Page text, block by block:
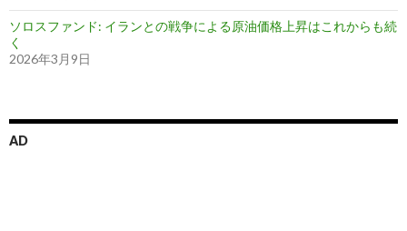
ソロスファンド: イランとの戦争による原油価格上昇はこれからも続
く
2026年3月9日
AD